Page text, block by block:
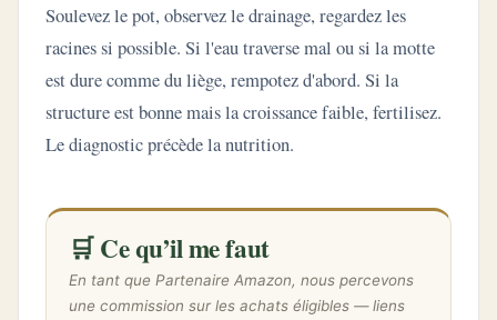
Soulevez le pot, observez le drainage, regardez les
racines si possible. Si l'eau traverse mal ou si la motte
est dure comme du liège, rempotez d'abord. Si la
structure est bonne mais la croissance faible, fertilisez.
Le diagnostic précède la nutrition.
🛒 Ce qu’il me faut
En tant que Partenaire Amazon, nous percevons
une commission sur les achats éligibles — liens